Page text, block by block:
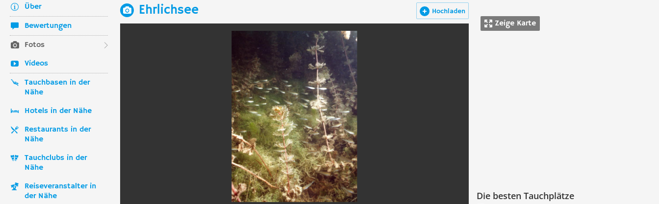
Über
Bewertungen
Fotos
Videos
Tauchbasen in der
Nähe
Hotels in der Nähe
Restaurants in der
Nähe
Tauchclubs in der
Nähe
Reiseveranstalter in
der Nähe
Zeige Karte
Die besten Tauchplätze
Hochladen
Ehrlichsee